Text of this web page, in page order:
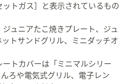
トガス］と表示されているもの
ュニアたこ焼きプレート、ジュ
トサンドグリル、ミニダッチオ
トカバーは「ミニマルシリー
ろや電気式グリル、電子レン